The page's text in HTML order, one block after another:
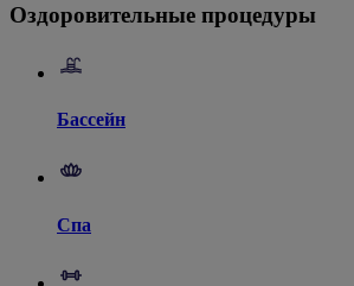
Оздоровительные процедуры
Бассейн
Спа